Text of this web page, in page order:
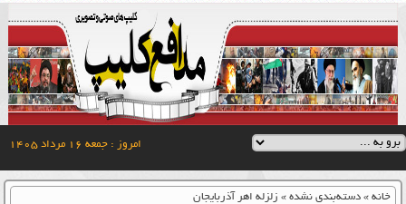
امروز : جمعه ۱۶ مرداد ۱۴۰۵
خانه» دسته‌بندی نشده» زلزله اهر آذربایجان